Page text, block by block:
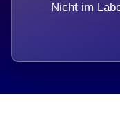
Nicht im